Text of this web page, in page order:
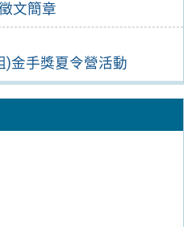
文簡章
)金手獎夏令營活動